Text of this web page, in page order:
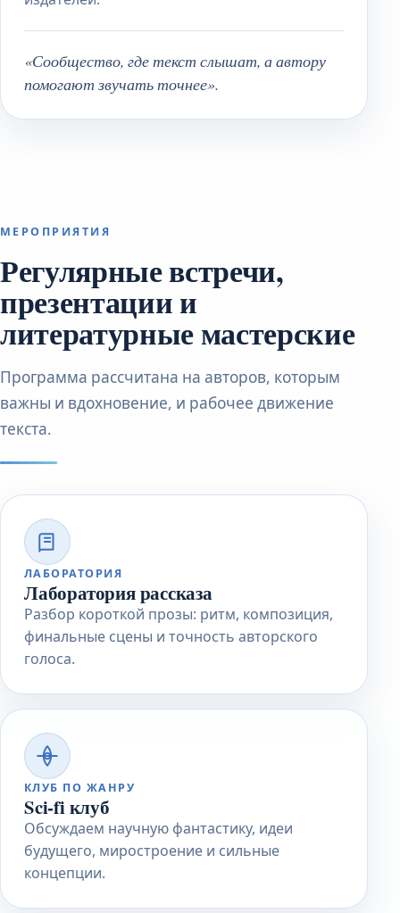
«Сообщество, где текст слышат, а автору
помогают звучать точнее».
МЕРОПРИЯТИЯ
Регулярные встречи,
презентации и
литературные мастерские
Программа рассчитана на авторов, которым
важны и вдохновение, и рабочее движение
текста.
ЛАБОРАТОРИЯ
Лаборатория рассказа
Разбор короткой прозы: ритм, композиция,
финальные сцены и точность авторского
голоса.
КЛУБ ПО ЖАНРУ
Sci-fi клуб
Обсуждаем научную фантастику, идеи
будущего, миростроение и сильные
концепции.